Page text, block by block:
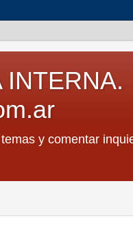
INTERNA.
y comentar